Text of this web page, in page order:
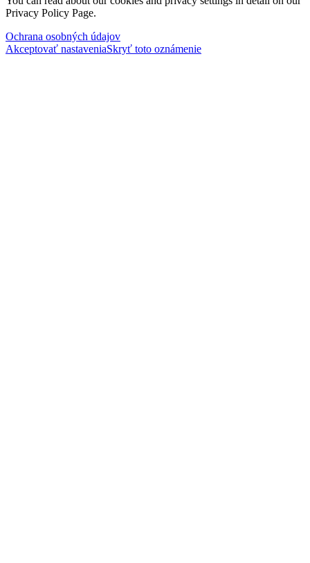
Privacy Policy Page.
Ochrana osobných údajov
Akceptovať nastaveniaSkryť toto oznámenie